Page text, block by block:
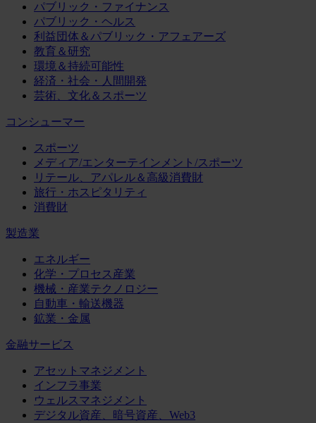
パブリック・ファイナンス
パブリック・ヘルス
利益団体＆パブリック・アフェアーズ
教育＆研究
環境＆持続可能性
経済・社会・人間開発
芸術、文化＆スポーツ
コンシューマー
スポーツ
メディア/エンターテインメント/スポーツ
リテール、アパレル＆高級消費財
旅行・ホスピタリティ
消費財
製造業
エネルギー
化学・プロセス産業
機械・産業テクノロジー
自動車・輸送機器
鉱業・金属
金融サービス
アセットマネジメント
インフラ事業
ウェルスマネジメント
デジタル資産、暗号資産、Web3